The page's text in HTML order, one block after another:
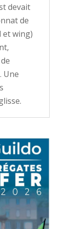
devait
de
et wing)
Une